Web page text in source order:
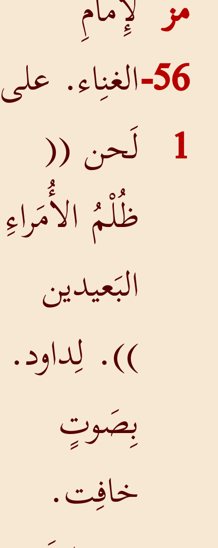
56-
1
الغنِاء. على
لَحن ((
ظُلْمُ الأُمَراءِ
البَعيدين
)). لِداود.
بِصَوتٍ
خافِت.